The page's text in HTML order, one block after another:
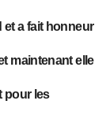
et a fait honneur
maintenant elle
pour les